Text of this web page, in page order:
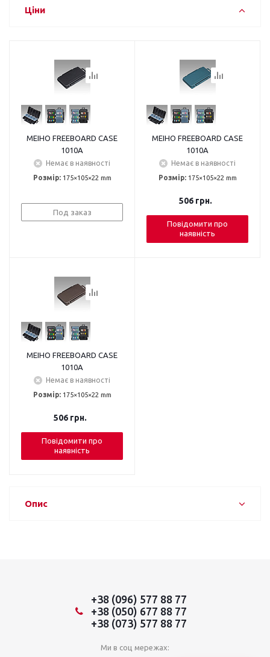
Ціни
MEIHO FREEBOARD CASE
1010A
Немає в наявності
Розмір: 175×105×22 mm
Под заказ
MEIHO FREEBOARD CASE
1010A
Немає в наявності
Розмір: 175×105×22 mm
506грн.
Повідомити про
наявність
MEIHO FREEBOARD CASE
1010A
Немає в наявності
Розмір: 175×105×22 mm
506грн.
Повідомити про
наявність
Опис
+38 (096) 577 88 77
+38 (050) 677 88 77
+38 (073) 577 88 77
Ми в соц мережах: